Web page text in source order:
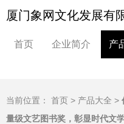
厦门象网文化发展有
首页 企业简介 产
当前位置： 首页 > 产品大全 >
量级文艺图书奖，彰显时代文